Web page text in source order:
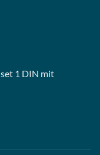
1 DIN mit